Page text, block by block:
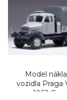
e
r
o
ý
i
s
Model
vozidla Praga
1962